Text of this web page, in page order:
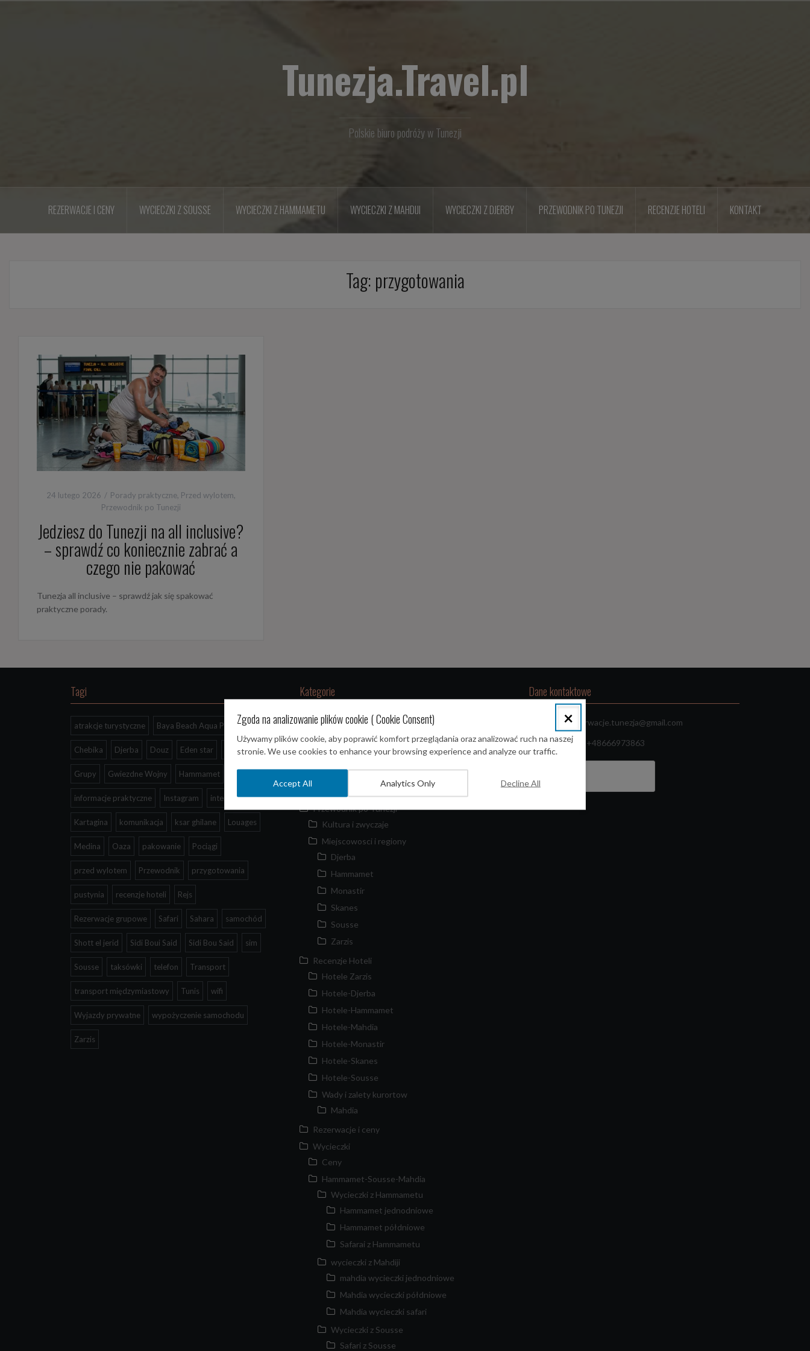
Tunezja.Travel.pl
Polskie biuro podróży w Tunezji
REZERWACJE I CENY WYCIECZKI Z SOUSSE WYCIECZKI Z HAMMAMETU WYCIECZKI Z MAHDIJI WYCIECZKI Z DJERBY PRZEWODNIK PO TUNEZJI RECENZJE HOTELI KONTAKT
Tag: przygotowania
24 lutego 2026 Porady praktyczne, Przed wylotem,
Przewodnik po Tunezji
Jedziesz do Tunezji na all inclusive?
– sprawdź co koniecznie zabrać a
czego nie pakować
Tunezja all inclusive – sprawdź jak się spakować
praktyczne porady.
Tagi
atrakcje turystyczne Baya Beach Aqua Park
Chebika Djerba Douz Eden star El Djem
Grupy Gwiezdne Wojny Hammamet
informacje praktyczne Instagram internet
Kartagina komunikacja ksar ghilane Louages
Medina Oaza pakowanie Pociągi
przed wylotem Przewodnik przygotowania
pustynia recenzje hoteli Rejs
Rezerwacje grupowe Safari Sahara samochód
Shott el jerid Sidi Boui Said Sidi Bou Said sim
Sousse taksówki telefon Transport
transport międzymiastowy Tunis wifi
Wyjazdy prywatne wypożyczenie samochodu
Zarzis
Kategorie
Biuro
Porady praktyczne
Po przylocie
Przed wylotem
Przewodnik po Tunezji
Kultura i zwyczaje
Miejscowosci i regiony
Djerba
Hammamet
Monastir
Skanes
Sousse
Zarzis
Recenzje Hoteli
Hotele Zarzis
Hotele-Djerba
Hotele-Hammamet
Hotele-Mahdia
Hotele-Monastir
Hotele-Skanes
Hotele-Sousse
Wady i zalety kurortow
Mahdia
Rezerwacje i ceny
Wycieczki
Ceny
Hammamet-Sousse-Mahdia
Wycieczki z Hammametu
Hammamet jednodniowe
Hammamet półdniowe
Safarai z Hammametu
wycieczki z Mahdiji
mahdia wycieczki jednodniowe
Mahdia wycieczki półdniowe
Mahdia wycieczki safari
Wycieczki z Sousse
Safari z Sousse
Dane kontaktowe
Email:rezerwacje.tunezja@gmail.com
whatsapp: +48666973863
×
Zgoda na analizowanie plików cookie ( Cookie Consent)
Używamy plików cookie, aby poprawić komfort przeglądania oraz analizować ruch na naszej
stronie. We use cookies to enhance your browsing experience and analyze our traffic.
Accept All Analytics Only Decline All